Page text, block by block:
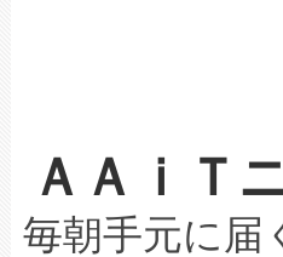
加組織は、
選定された製
取得できる可
設には、3億
最高経営責任
事業者の負担
系統連系を迅
限を超えて利
持できるよう
ービスレベル
狭視野のFOV
ケーブル、枝
なレーザース
な環境下でも
キロメートル
ＡＡｉＴ
毎朝手元に届